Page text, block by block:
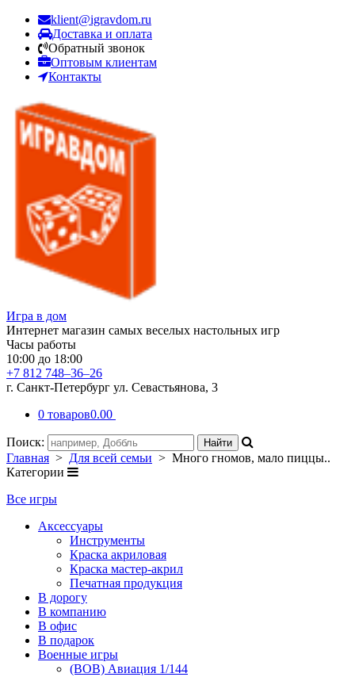
klient@igravdom.ru
Доставка и оплата
Обратный звонок
Оптовым клиентам
Контакты
Игра в дом
Интернет магазин самых веселых настольных игр
Часы работы
10:00 до 18:00
+7 812 748–36–26
г. Санкт-Петербург ул. Севастьянова, 3
0 товаров0.00
Поиск:
Главная > Для всей семьи > Много гномов, мало пиццы..
Категории
Все игры
Аксессуары
Инструменты
Краска акриловая
Краска мастер-акрил
Печатная продукция
В дорогу
В компанию
В офис
В подарок
Военные игры
(ВОВ) Авиация 1/144